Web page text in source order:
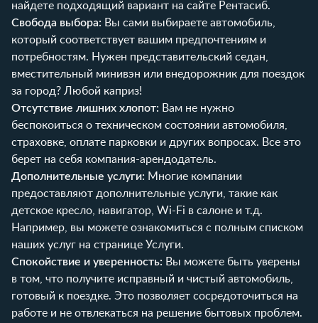
найдете подходящий вариант на сайте Рентасиб.
Свобода выбора: Вы сами выбираете автомобиль,
который соответствует вашим предпочтениям и
потребностям. Нужен представительский седан,
вместительный минивэн или внедорожник для поездок
за город? Любой каприз!
Отсутствие лишних хлопот: Вам не нужно
беспокоиться о техническом состоянии автомобиля,
страховке, оплате парковки и других вопросах. Все это
берет на себя компания-арендодатель.
Дополнительные услуги: Многие компании
предоставляют дополнительные услуги, такие как
детское кресло, навигатор, Wi-Fi в салоне и т.д.
Например, вы можете ознакомиться с полным списком
наших услуг на странице Услуги.
Спокойствие и уверенность: Вы можете быть уверены
в том, что получите исправный и чистый автомобиль,
готовый к поездке. Это позволяет сосредоточиться на
работе и не отвлекаться на решение бытовых проблем.